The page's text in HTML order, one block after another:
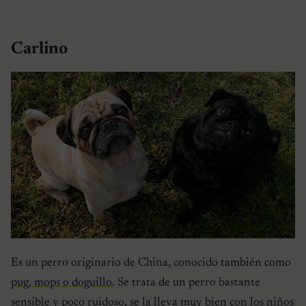
Carlino
Es un perro originario de China, conocido también como
pug, mops o doguillo. Se trata de un perro bastante
sensible y poco ruidoso, se la lleva muy bien con los niños